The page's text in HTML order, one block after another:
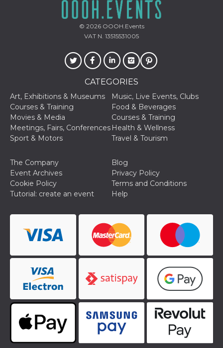
© 2026OOOH.Events
VAT N. 13515531005
CATEGORIES
Art, Exhibitions & Museums
Music, Live Events, Clubs
Courses & Training
Food & Beverages
Movies & Media
Courses & Training
Meetings, Fairs, Conferences Health & Wellness
Sport & Motors
Travel & Tourism
The Company
Blog
Event Archives
Privacy Policy
Cookie Policy
Terms and Conditions
Tutorial: create an event
Help